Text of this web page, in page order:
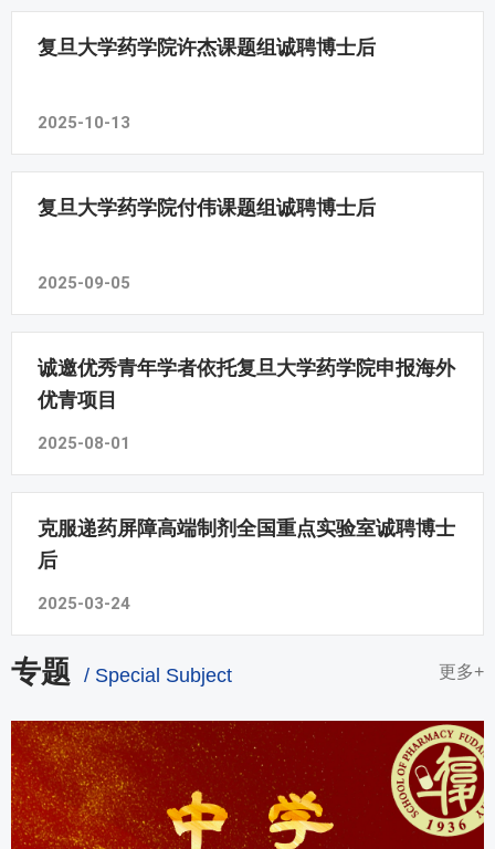
复旦大学药学院许杰课题组诚聘博士后
2025-10-13
复旦大学药学院付伟课题组诚聘博士后
2025-09-05
诚邀优秀青年学者依托复旦大学药学院申报海外
优青项目
2025-08-01
克服递药屏障高端制剂全国重点实验室诚聘博士
后
2025-03-24
专题 / Special Subject 更多+